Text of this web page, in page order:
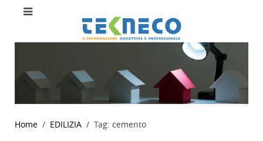
Home EDILIZIA Tag: cemento